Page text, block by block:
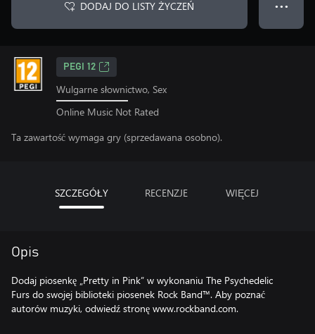
DODAJ DO LISTY ŻYCZEŃ ● ● ●
PEGI 12
Wulgarne słownictwo, Sex
Online Music Not Rated
Ta zawartość wymaga gry (sprzedawana osobno).
SZCZEGÓŁY RECENZJE WIĘCEJ
Opis
Dodaj piosenkę „Pretty in Pink” w wykonaniu The Psychedelic
Furs do swojej biblioteki piosenek Rock Band™. Aby poznać
autorów muzyki, odwiedź stronę www.rockband.com.